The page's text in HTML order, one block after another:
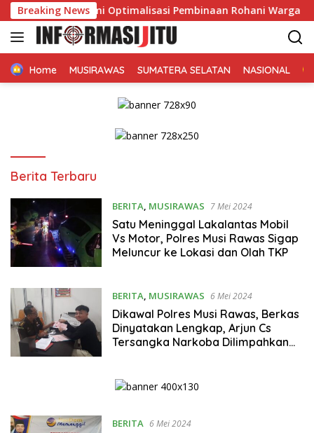
Langsung
ke
konten
Breaking News
Demi Optimalisasi Pembinaan Rohani Warga Binaan
Home MUSIRAWAS SUMATERA SELATAN NASIONAL
informasijitu.com
Berita Terbaru
BERITA MUSIRAWAS 7 Mei 2024
Satu Meninggal Lakalantas Mobil
Vs Motor, Polres Musi Rawas Sigap
Meluncur ke Lokasi dan Olah TKP
BERITA, MUSIRAWAS 6 Mei 2024
Dikawal Polres Musi Rawas, Berkas
Dinyatakan Lengkap, Arjun Cs
Tersangka Narkoba Dilimpahkan
BERITA 6 Mei 2024